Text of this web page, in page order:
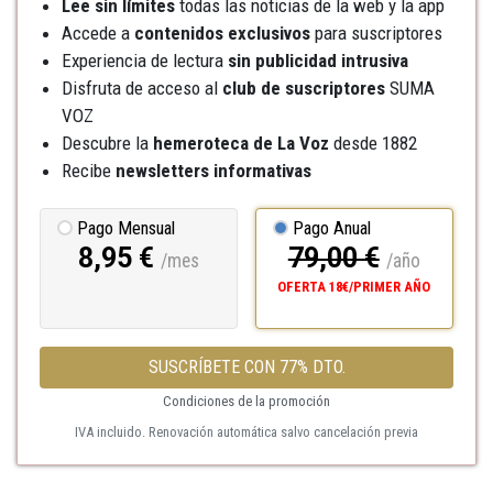
Lee sin límites todas las noticias de la web y la app
Accede a contenidos exclusivos para suscriptores
Experiencia de lectura sin publicidad intrusiva
Disfruta de acceso al club de suscriptores SUMA
VOZ
Descubre la hemeroteca de La Voz desde 1882
Recibe newsletters informativas
Pago Mensual
8,95 € /mes
Pago Anual
79,00 € /año
OFERTA 18€/PRIMER AÑO
SUSCRÍBETE CON 77% DTO.
Condiciones de la promoción
IVA incluido. Renovación automática salvo cancelación previa